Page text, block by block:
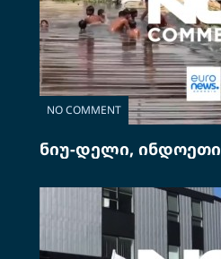
NO COMMENT
ნიუ-დელი, ინდოეთი